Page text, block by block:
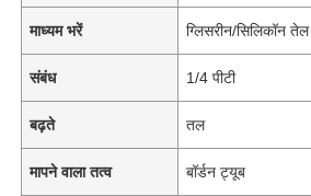
माध्यम भरें ग्लिसरीन/सिलिकॉन तेल
संबंध 1/4 पीटी
बढ़ते तल
मापने वाला तत्व बॉर्डन ट्यूब